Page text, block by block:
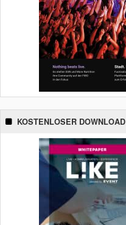
KOSTENLOSER DOWNLOAD